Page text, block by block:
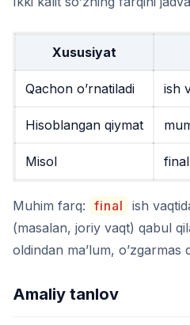
Xususiyat
Qachon o’rnatiladi ish
Hisoblangan qiymat
Misol
Muhim farq: final
ish
(masalan, joriy vaqt) qabul
oldindan ma’lum, o’zgarmas
Amaliy tanlov